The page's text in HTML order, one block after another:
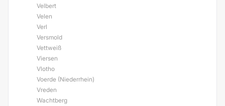
Velbert
Velen
Verl
Versmold
Vettweiß
Viersen
Vlotho
Voerde (Niederrhein)
Vreden
Wachtberg